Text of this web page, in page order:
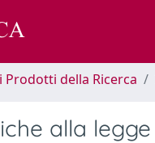
Prodotti della Ricerca
alla